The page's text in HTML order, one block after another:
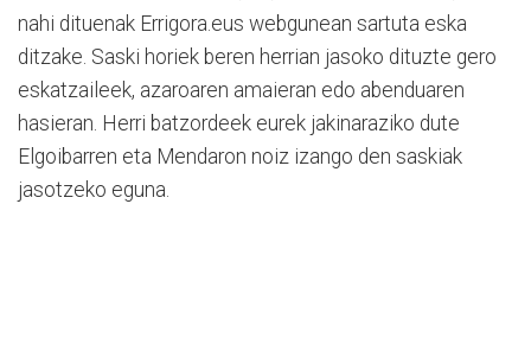
nahi dituenak Errigora.eus webgunean sartuta eska
ditzake. Saski horiek beren herrian jasoko dituzte gero
eskatzaileek, azaroaren amaieran edo abenduaren
hasieran. Herri batzordeek eurek jakinaraziko dute
Elgoibarren eta Mendaron noiz izango den saskiak
jasotzeko eguna.